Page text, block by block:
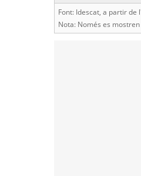
Font: Idescat, a partir
Nota: Només es